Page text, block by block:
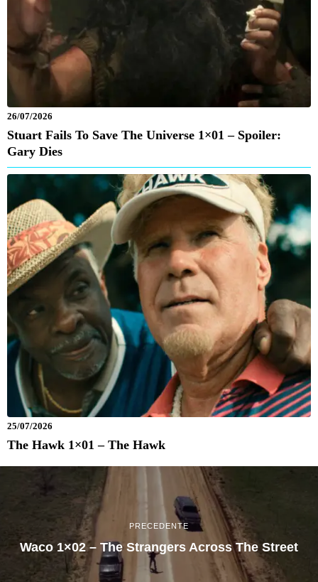
26/07/2026
Stuart Fails To Save The Universe 1×01 – Spoiler:
Gary Dies
25/07/2026
The Hawk 1×01 – The Hawk
PRECEDENTE
Waco 1×02 – The Strangers Across The Street